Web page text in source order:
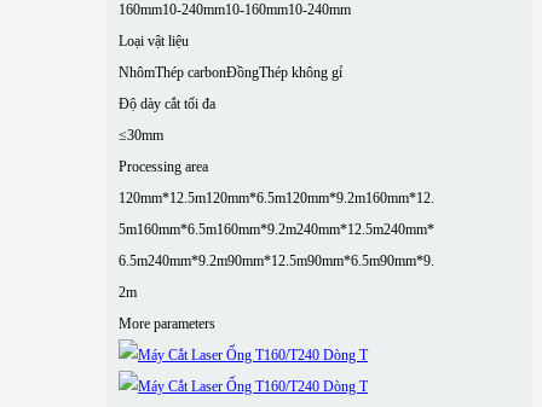
160mm10-240mm10-160mm10-240mm
Loại vật liệu
NhômThép carbonĐồngThép không gỉ
Độ dày cắt tối đa
≤30mm
Processing area
120mm*12.5m120mm*6.5m120mm*9.2m160mm*12.
5m160mm*6.5m160mm*9.2m240mm*12.5m240mm*
6.5m240mm*9.2m90mm*12.5m90mm*6.5m90mm*9.
2m
More parameters